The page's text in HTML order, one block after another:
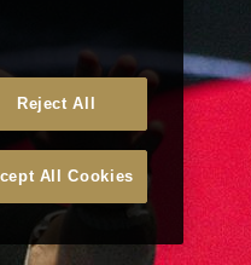
Reject All
All Cookies